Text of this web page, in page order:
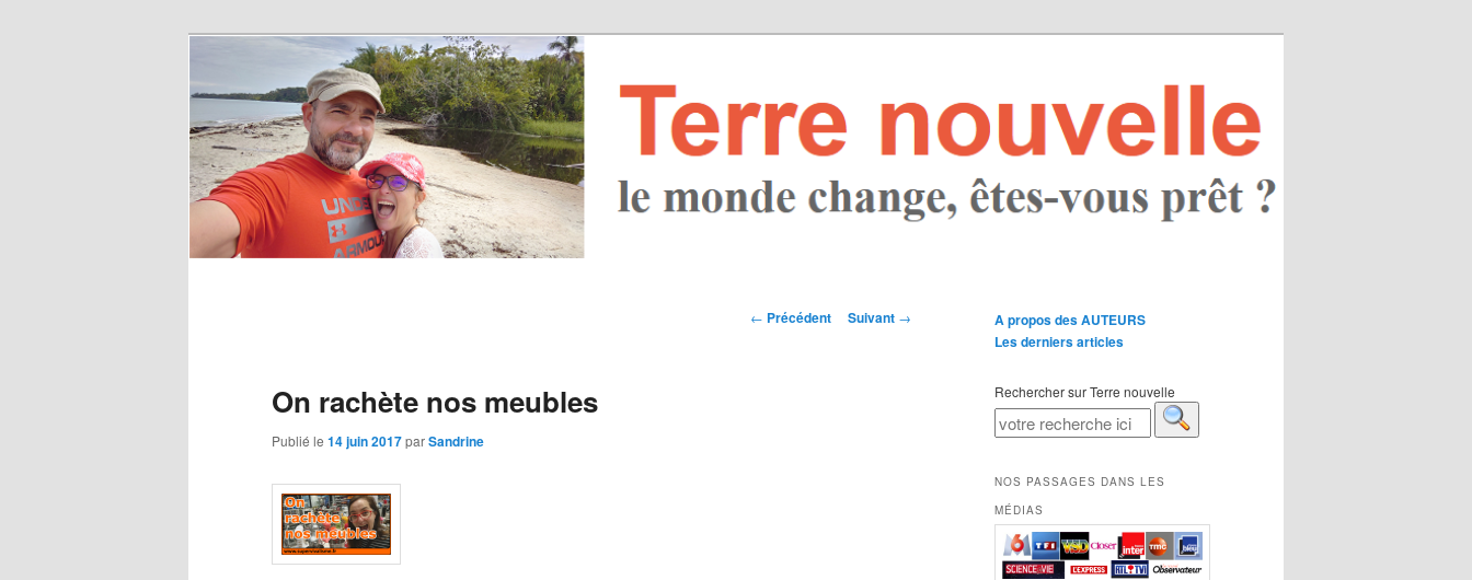
Navigation des
← Précédent Suivant →
On rachète nos meubles
Publié le 14 juin 2017parSandrine
A propos des AUTEURS
Les derniers articles
Rechercher sur Terre nouvelle
NOS PASSAGES DANS LES
MÉDIAS